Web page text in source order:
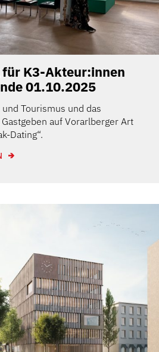
K3-Akteur:innen
01.10.2025
Tourismus und das
auf Vorarlberger Art
Dating“.